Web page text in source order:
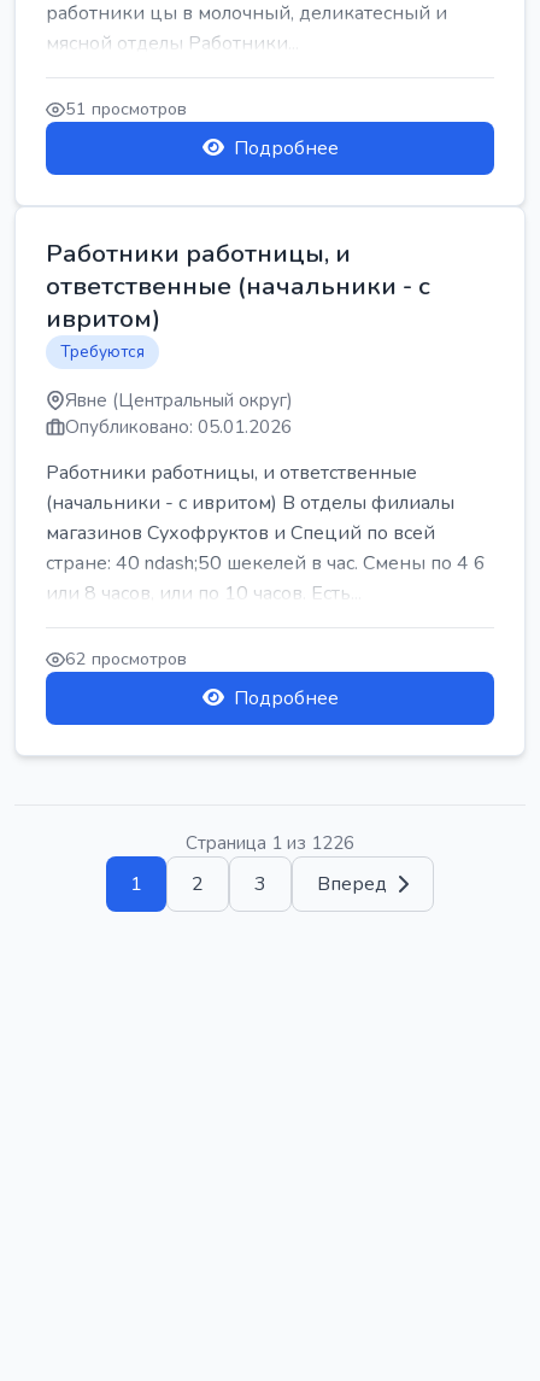
работники цы в молочный, деликатесный и
мясной отделы Работники...
51 просмотров
Подробнее
Работники работницы, и
ответственные (начальники - с
ивритом)
Требуются
Явне (Центральный округ)
Опубликовано: 05.01.2026
Работники работницы, и ответственные
(начальники - с ивритом) В отделы филиалы
магазинов Сухофруктов и Специй по всей
стране: 40 ndash;50 шекелей в час. Смены по 4 6
или 8 часов, или по 10 часов. Есть...
62 просмотров
Подробнее
Страница 1 из 1226
1 2 3 Вперед